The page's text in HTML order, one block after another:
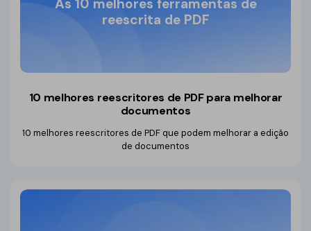
As 10 melhores ferramentas de
reescrita de PDF
10 melhores reescritores de PDF para melhorar
documentos
10 melhores reescritores de PDF que podem melhorar a edição
de documentos